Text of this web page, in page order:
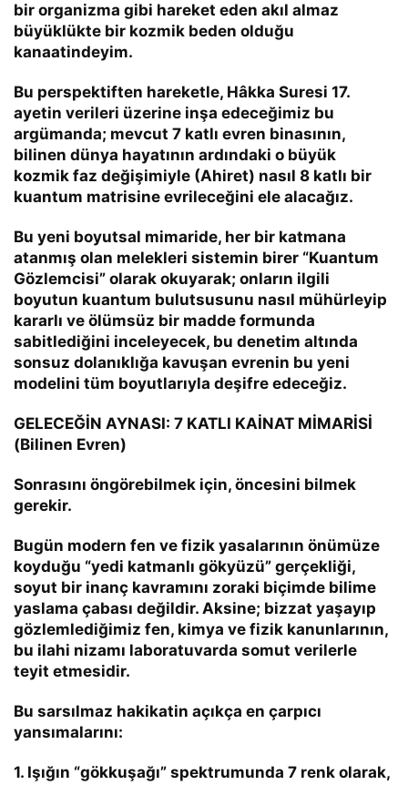
bir organizma gibi hareket eden akıl almaz
büyüklükte bir kozmik beden olduğu
kanaatindeyim.
Bu perspektiften hareketle, Hâkka Suresi 17.
ayetin verileri üzerine inşa edeceğimiz bu
argümanda; mevcut 7 katlı evren binasının,
bilinen dünya hayatının ardındaki o büyük
kozmik faz değişimiyle (Ahiret) nasıl 8 katlı bir
kuantum matrisine evrileceğini ele alacağız.
Bu yeni boyutsal mimaride, her bir katmana
atanmış olan melekleri sistemin birer “Kuantum
Gözlemcisi” olarak okuyarak; onların ilgili
boyutun kuantum bulutsusunu nasıl mühürleyip
kararlı ve ölümsüz bir madde formunda
sabitlediğini inceleyecek, bu denetim altında
sonsuz dolanıklığa kavuşan evrenin bu yeni
modelini tüm boyutlarıyla deşifre edeceğiz.
GELECEĞİN AYNASI: 7 KATLI KAİNAT MİMARİSİ
(Bilinen Evren)
Sonrasını öngörebilmek için, öncesini bilmek
gerekir.
Bugün modern fen ve fizik yasalarının önümüze
koyduğu “yedi katmanlı gökyüzü” gerçekliği,
soyut bir inanç kavramını zoraki biçimde bilime
yaslama çabası değildir. Aksine; bizzat yaşayıp
gözlemlediğimiz fen, kimya ve fizik kanunlarının,
bu ilahi nizamı laboratuvarda somut verilerle
teyit etmesidir.
Bu sarsılmaz hakikatin açıkça en çarpıcı
yansımalarını:
1. Işığın “gökkuşağı” spektrumunda 7 renk olarak,